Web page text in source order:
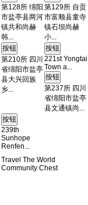
第128所 绵阳
市盐亭县两河
镇共和尚赫
韩...
第129所 自贡
市富顺县童寺
镇石坝尚赫
小...
第210所 四川
省绵阳市盐亭
县大兴回族
乡...
221st Yongtai
Town a...
第237所 四川
省绵阳市盐亭
县文通镇尚...
239th
Sunhope
Renfen...
Travel The World
Community Chest